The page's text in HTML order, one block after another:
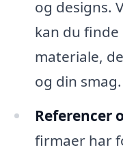
og designs.
kan du
materiale,
og din smag.
Referencer
firmaer har